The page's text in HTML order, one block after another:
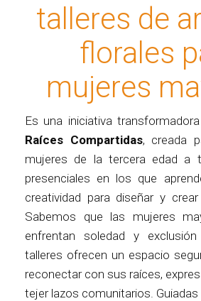
talleres de
florales
mujeres
Es una iniciativa
Raíces Compartidas, creada
mujeres de la tercera edad a
presenciales en los que
creatividad para diseñar y crear
Sabemos que las mujeres
enfrentan soledad y
talleres ofrecen un espacio
reconectar con sus raíces,
tejer lazos comunitarios.